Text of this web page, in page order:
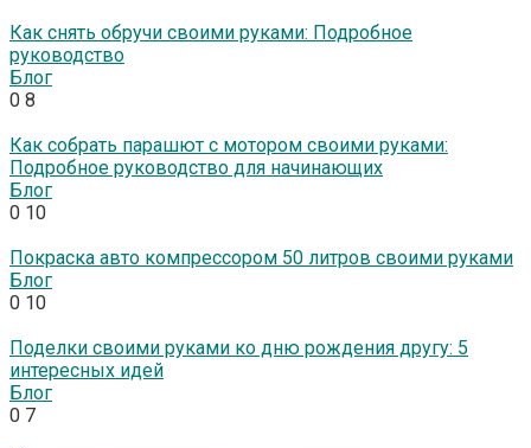
Как снять обручи своими руками: Подробное
руководство
Блог
0 8
Как собрать парашют с мотором своими руками:
Подробное руководство для начинающих
Блог
0 10
Покраска авто компрессором 50 литров своими руками
Блог
0 10
Поделки своими руками ко дню рождения другу: 5
интересных идей
Блог
0 7